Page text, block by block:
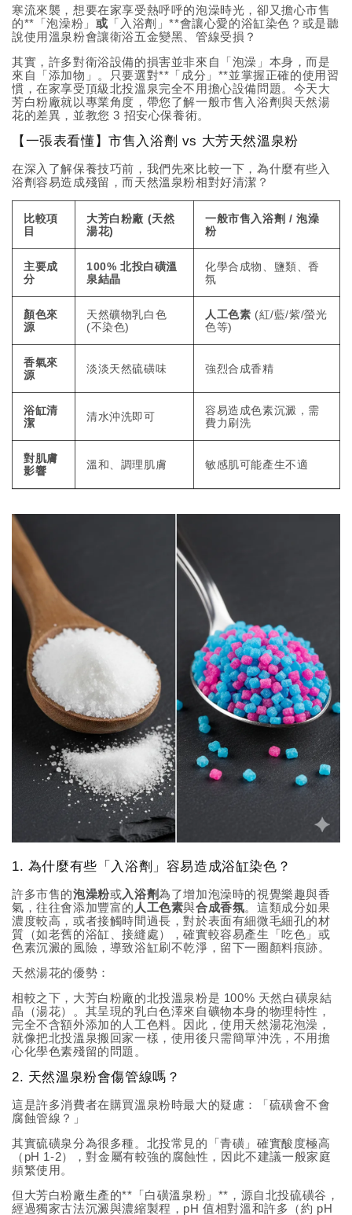
寒流來襲，想要在家享受熱呼呼的泡澡時光，卻又擔心市售
的**「泡澡粉」 或 「入浴劑」**會讓心愛的浴缸染色？或是聽
說使用溫泉粉會讓衛浴五金變黑、管線受損？
其實，許多對衛浴設備的損害並非來自「泡澡」本身，而是
來自「添加物」。只要選對**「成分」**並掌握正確的使用習
慣，在家享受頂級北投溫泉完全不用擔心設備問題。今天大
芳白粉廠就以專業角度，帶您了解一般市售入浴劑與天然湯
花的差異，並教您 3 招安心保養術。
【一張表看懂】市售入浴劑 vs 大芳天然溫泉粉
在深入了解保養技巧前，我們先來比較一下，為什麼有些入
浴劑容易造成殘留，而天然溫泉粉相對好清潔？
比較項
目
大芳白粉廠 (天然
湯花)
一般市售入浴劑 / 泡澡
粉
主要成
分
100% 北投白磺溫
泉結晶
化學合成物、鹽類、香
氛
顏色來
源
天然礦物乳白色
(不染色)
人工色素 (紅/藍/紫/螢光
色等)
香氣來
源
淡淡天然硫磺味 強烈合成香精
浴缸清
潔
清水沖洗即可
容易造成色素沉澱，需
費力刷洗
對肌膚
影響
溫和、調理肌膚 敏感肌可能產生不適
1. 為什麼有些「入浴劑」容易造成浴缸染色？
許多市售的泡澡粉或入浴劑為了增加泡澡時的視覺樂趣與香
氣，往往會添加豐富的 人工色素與合成香氛。這類成分如果
濃度較高，或者接觸時間過長，對於表面有細微毛細孔的材
質（如老舊的浴缸、接縫處），確實較容易產生「吃色」或
色素沉澱的風險，導致浴缸刷不乾淨，留下一圈顏料痕跡。
天然湯花的優勢：
相較之下，大芳白粉廠的北投溫泉粉是 100% 天然白磺泉結
晶（湯花）。其呈現的乳白色澤來自礦物本身的物理特性，
完全不含額外添加的人工色料。因此，使用天然湯花泡澡，
就像把北投溫泉搬回家一樣，使用後只需簡單沖洗，不用擔
心化學色素殘留的問題。
2. 天然溫泉粉會傷管線嗎？
這是許多消費者在購買溫泉粉時最大的疑慮：「硫磺會不會
腐蝕管線？」
其實硫磺泉分為很多種。北投常見的「青磺」確實酸度極高
（pH 1-2），對金屬有較強的腐蝕性，因此不建議一般家庭
頻繁使用。
但大芳白粉廠生產的**「白磺溫泉粉」**，源自北投硫磺谷，
經過獨家古法沉澱與濃縮製程，pH 值相對溫和許多（約 pH